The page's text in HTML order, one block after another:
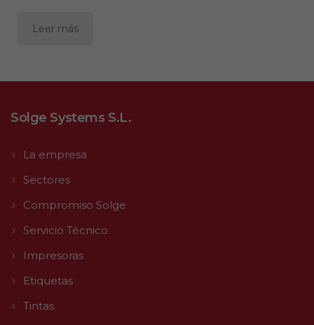
Leer más
Solge Systems S.L.
La empresa
Sectores
Compromiso Solge
Servicio Técnico
Impresoras
Etiquetas
Tintas